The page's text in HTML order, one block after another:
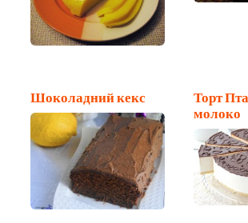
Шоколадний кекс
Торт
молоко